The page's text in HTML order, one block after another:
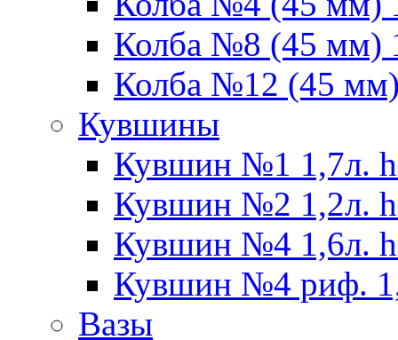
Колба №8 (45 мм)
Колба №12 (45
Кувшины
Кувшин №1 1,7л.
Кувшин №2 1,2л.
Кувшин №4 1,6л.
Кувшин №4 риф.
Вазы